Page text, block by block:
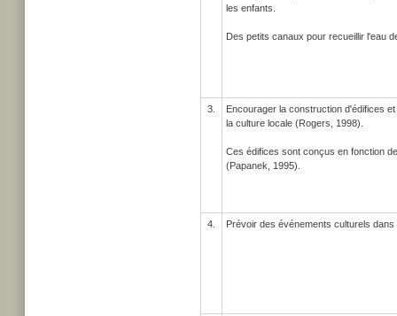
les enfants.
Des petits canaux pour recueillir l'eau
3.
Encourager la construction d'édifices
la culture locale (Rogers, 1998).
Ces édifices sont conçus en fonction
(Papanek, 1995).
4. Prévoir des événements culturels